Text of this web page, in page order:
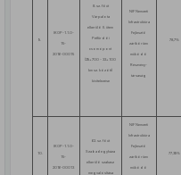
9.
IKOP-1.1.0-
15-
2016-00015
8. sz. főút
Várpalota
elkerülő II. ütem
Pétfürdői
csomópont
(29+700 - 33+100
km sz. között)
kivitelezése
NIF Nemzeti
Infrastruktúra
Fejlesztő
zártkörűen
működő
Részvény-
társaság
78,7%
10.
IKOP-1.1.0-
15-
2016-00013
62. sz. főút
Szabadegyháza
elkerülő szakasz
megvalósítása
NIF Nemzeti
Infrastruktúra
Fejlesztő
zártkörűen
működő
77,39%